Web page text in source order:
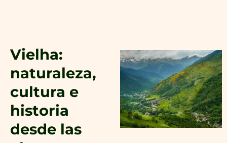
Vielha:
naturaleza,
cultura e
historia
desde las